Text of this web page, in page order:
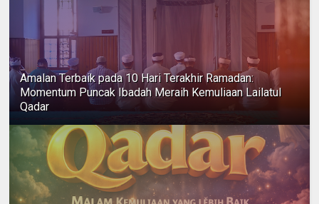
Amalan Terbaik pada 10 Hari Terakhir Ramadan:
Momentum Puncak Ibadah Meraih Kemuliaan Lailatul
Qadar